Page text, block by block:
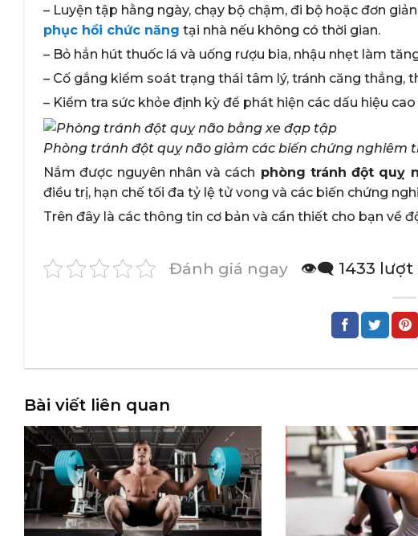
– Luyện tập hằng ngày, chạy bộ chậm, đi bộ hoặc đơn
phục hồi chức năng tại nhà nếu không có thời gian.
– Bỏ hẳn hút thuốc lá và uống rượu bia, nhậu nhẹt làm
– Cố gắng kiểm soát trạng thái tâm lý, tránh căng thẳng,
– Kiểm tra sức khỏe định kỳ để phát hiện các dấu hiệu
Phòng tránh đột quỵ não giảm các biến chứng nghiêm
Nắm được nguyên nhân và cách phòng tránh đột quỵ
điều trị, hạn chế tối đa tỷ lệ tử vong và các biến chứng
Trên đây là các thông tin cơ bản và cần thiết cho bạn về
Đánh giá ngay 👁️‍🗨️ 1433 lượt
Bài viết liên quan